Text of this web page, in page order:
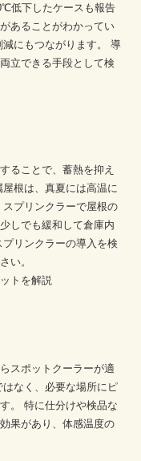
低下したケースも報告
あることがわかってい
にもつながります。
導
立できる手段として検
ることで、蓄熱を抑え
根は、真夏には高温に
スプリンクラーで屋根の
しでも緩和して倉庫内
プリンクラーの導入を検
い。
トを解説
スポットクーラーが適
なく、必要な場所にピ
。
特に仕分けや検品な
果があり、体感温度の